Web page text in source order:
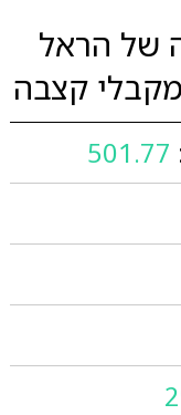
של הראל
קצבה
501.77